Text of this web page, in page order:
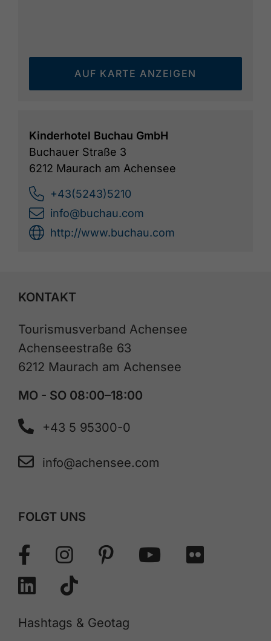
AUF KARTE ANZEIGEN
Kinderhotel Buchau GmbH
Buchauer Straße 3
6212 Maurach am Achensee
+43(5243)5210
info@buchau.com
http://www.buchau.com
KONTAKT
Tourismusverband Achensee
Achenseestraße 63
6212 Maurach am Achensee
MO - SO 08:00–18:00
+43 5 95300-0
info@achensee.com
FOLGT UNS
Hashtags & Geotag